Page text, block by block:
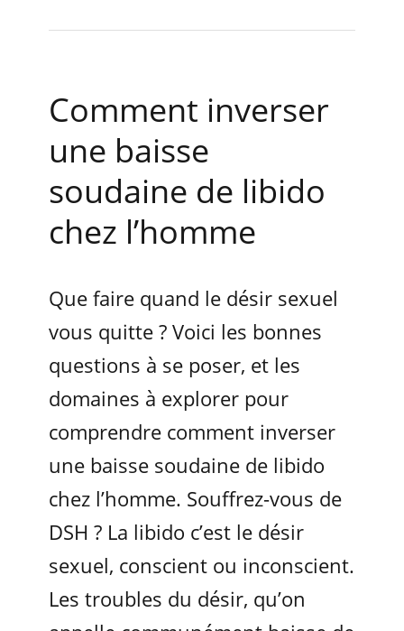
Comment inverser
une baisse
soudaine de libido
chez l’homme
Que faire quand le désir sexuel
vous quitte ? Voici les bonnes
questions à se poser, et les
domaines à explorer pour
comprendre comment inverser
une baisse soudaine de libido
chez l’homme. Souffrez-vous de
DSH ? La libido c’est le désir
sexuel, conscient ou inconscient.
Les troubles du désir, qu’on